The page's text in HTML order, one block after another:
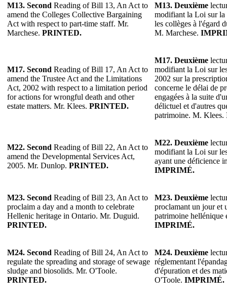
M13. Second Reading of Bill 13, An Act to
amend the Colleges Collective Bargaining
Act with respect to part-time staff. Mr.
Marchese. PRINTED.
M13. Deuxième
modifiant la Loi sur la
les collèges à l'égard
M. Marchese.
M17. Second Reading of Bill 17, An Act to
amend the Trustee Act and the Limitations
Act, 2002 with respect to a limitation period
for actions for wrongful death and other
estate matters. Mr. Klees. PRINTED.
M17. Deuxième
modifiant la Loi sur
2002 sur la
concerne le délai de
engagées à la suite
délictuel et d'autres
patrimoine. M. Klees.
M22. Second Reading of Bill 22, An Act to
amend the Developmental Services Act,
2005. Mr. Dunlop. PRINTED.
M22. Deuxième
modifiant la Loi sur
ayant une déficience
IMPRIMÉ.
M23. Second Reading of Bill 23, An Act to
proclaim a day and a month to celebrate
Hellenic heritage in Ontario. Mr. Duguid.
PRINTED.
M23. Deuxième
proclamant un jour et
patrimoine
IMPRIMÉ.
M24. Second Reading of Bill 24, An Act to
regulate the spreading and storage of sewage
sludge and biosolids. Mr. O'Toole.
PRINTED.
M24. Deuxième
réglementant
d'épuration et des
O'Toole. IMPRIMÉ.